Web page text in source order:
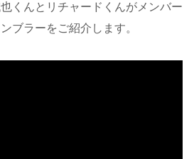
くんとリチャードくんがメンバー
ブラーをご紹介します。